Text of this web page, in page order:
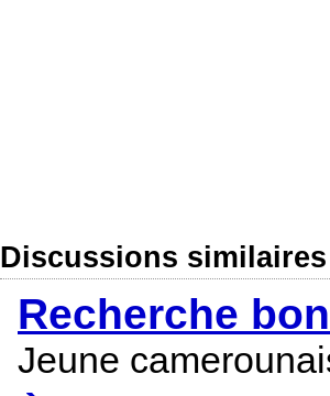
Discussions similaires
Recherche
Jeune